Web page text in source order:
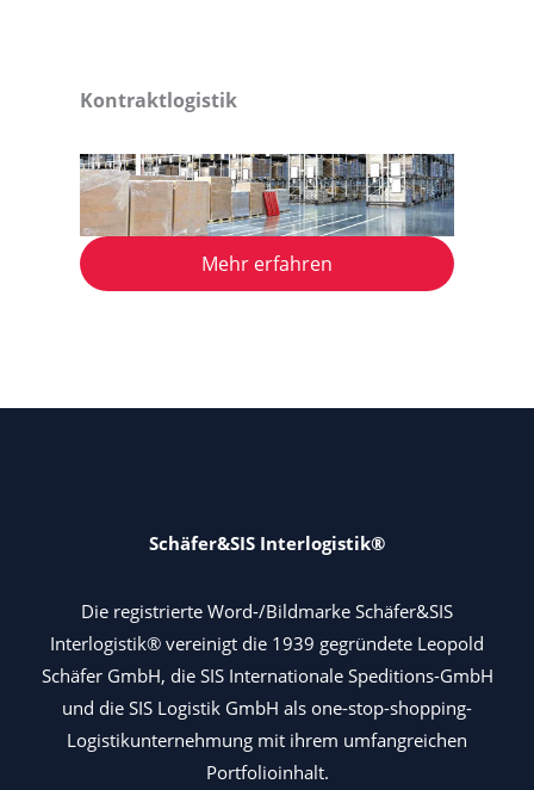
Kontraktlogistik
Mehr erfahren
Schäfer&SIS Interlogistik®
Die registrierte Word-/Bildmarke Schäfer&SIS
Interlogistik® vereinigt die 1939 gegründete Leopold
Schäfer GmbH, die SIS Internationale Speditions-GmbH
und die SIS Logistik GmbH als one-stop-shopping-
Logistikunternehmung mit ihrem umfangreichen
Portfolioinhalt.